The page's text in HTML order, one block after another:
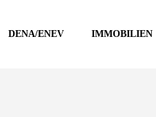
DENA/ENEV IMMOBILIEN